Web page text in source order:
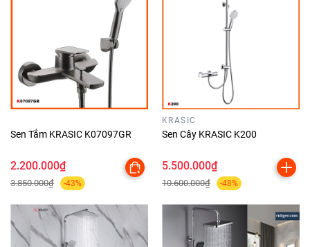
Sen Tắm KRASIC K07097GR
2.200.000₫
3.850.000₫ -43%
KRASIC
Sen Cây KRASIC K200
5.500.000₫
10.600.000₫ -48%